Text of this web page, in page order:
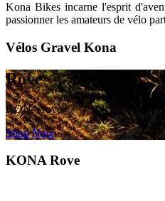
Kona Bikes incarne l'esprit
passionner les amateurs de vélo
Vélos Gravel Kona
Rove
KONA rove
Shop Now
KONA Rove